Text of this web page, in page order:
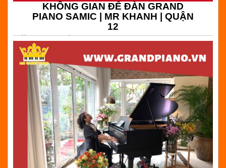
KHÔNG GIAN ĐỂ ĐÀN GRAND
PIANO SAMIC | MR KHANH | QUẬN
12
05-03-2020
20:44
(
) Bình luận
KHÔNG GIAN ĐỂ ĐÀN GRAND PIANO SAMIC | MR
KHANH | QUẬN 12 |Hải Grand Piano - Chuyên bán đàn
piano cơ giá rẻ tại Tp.HCM
Đọc tiếp